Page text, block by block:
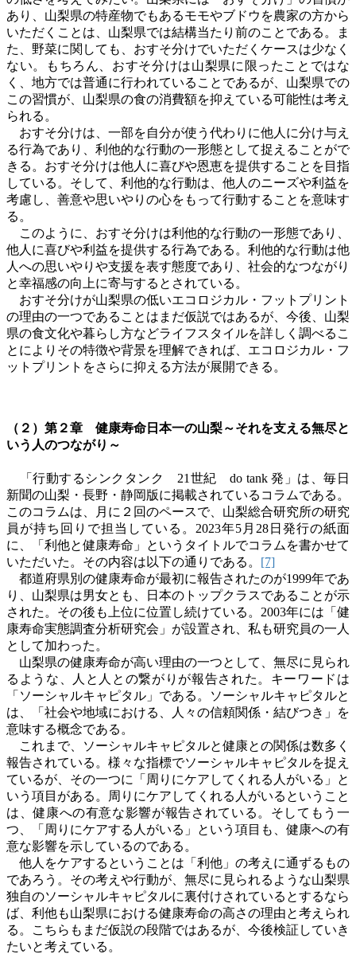
あり、山梨県の特産物でもあるモモやブドウを農家の方から
いただくことは、山梨県では結構当たり前のことである。ま
た、野菜に関しても、おすそ分けでいただくケースは少なく
ない。もちろん、おすそ分けは山梨県に限ったことではな
く、地方では普通に行われていることであるが、山梨県での
この習慣が、山梨県の食の消費額を抑えている可能性は考え
られる。
おすそ分けは、一部を自分が使う代わりに他人に分け与え
る行為であり、利他的な行動の一形態として捉えることがで
きる。おすそ分けは他人に喜びや恩恵を提供することを目指
している。そして、利他的な行動は、他人のニーズや利益を
考慮し、善意や思いやりの心をもって行動することを意味す
る。
このように、おすそ分けは利他的な行動の一形態であり、
他人に喜びや利益を提供する行為である。利他的な行動は他
人への思いやりや支援を表す態度であり、社会的なつながり
と幸福感の向上に寄与するとされている。
おすそ分けが山梨県の低いエコロジカル・フットプリント
の理由の一つであることはまだ仮説ではあるが、今後、山梨
県の食文化や暮らし方などライフスタイルを詳しく調べるこ
とによりその特徴や背景を理解できれば、エコロジカル・フ
ットプリントをさらに抑える方法が展開できる。
（２）第２章 健康寿命日本一の山梨～それを支える無尽と
いう人のつながり～
「行動するシンクタンク 21 世紀do tank発」は、毎日
新聞の山梨・長野・静岡版に掲載されているコラムである。
このコラムは、月に２回のペースで、山梨総合研究所の研究
員が持ち回りで担当している。 2023年5 月 28 日発行の紙面
に、「利他と健康寿命」というタイトルでコラムを書かせて
いただいた。その内容は以下の通りである。 [7]
都道府県別の健康寿命が最初に報告されたのが1999年であ
り、山梨県は男女とも、日本のトップクラスであることが示
された。その後も上位に位置し続けている。 2003年には「健
康寿命実態調査分析研究会」が設置され、私も研究員の一人
として加わった。
山梨県の健康寿命が高い理由の一つとして、無尽に見られ
るような、人と人との繋がりが報告された。キーワードは
「ソーシャルキャピタル」である。ソーシャルキャピタルと
は、「社会や地域における、人々の信頼関係・結びつき」を
意味する概念である。
これまで、ソーシャルキャピタルと健康との関係は数多く
報告されている。様々な指標でソーシャルキャピタルを捉え
ているが、その一つに「周りにケアしてくれる人がいる」と
いう項目がある。周りにケアしてくれる人がいるということ
は、健康への有意な影響が報告されている。そしてもう一
つ、「周りにケアする人がいる」という項目も、健康への有
意な影響を示しているのである。
他人をケアするということは「利他」の考えに通ずるもの
であろう。その考えや行動が、無尽に見られるような山梨県
独自のソーシャルキャピタルに裏付けされているとするなら
ば、利他も山梨県における健康寿命の高さの理由と考えられ
る。こちらもまだ仮説の段階ではあるが、今後検証していき
たいと考えている。